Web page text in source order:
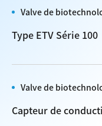
Valve de
Type ETV Série 100
Valve de
Capteur de